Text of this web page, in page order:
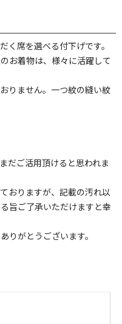
く席を選べる付下げです。
お着物は、様々に活躍して
りません。一つ紋の縫い紋
だご活用頂けると思われま
おりますが、記載の汚れ以
旨ご了承いただけますと幸
りがとうございます。